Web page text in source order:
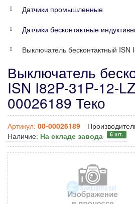
Датчики промышленные
Датчики бесконтактные
Выключатель бесконтактный ISN
Выключатель
ISN I82P-31P-12-
00026189 Теко
Артикул: 00-00026189
Наличие: На складе завода 6 шт.